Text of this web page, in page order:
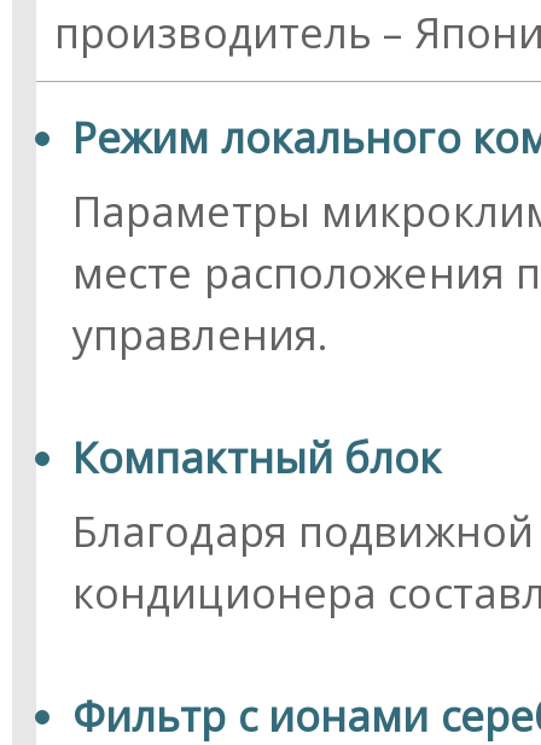
производитель –
Режим локального
Параметры
месте расположения
управления.
Компактный блок
Благодаря
кондиционера
Фильтр с ионами